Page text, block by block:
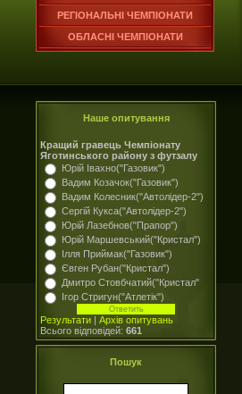
РЕГІОНАЛЬНІ ЧЕМПІОНАТИ
ОБЛАСНІ ЧЕМПІОНАТИ
Наше опитування
Кращий гравець Чемпіонату
Яготинського району з футзалу
Юрій Івахно("Газовик")
Вадим Козачок("Газовик")
Вадим Колесник("Автолідер-2")
Сергій Кукса("Автолідер-2")
Юрій Лазебнов("Прапор")
Юрій Маршевський("Кристал")
Ілля Приймак("Газовик")
Євген Рубан("Кристал")
Дмитро Стовбчатий("Кристал"
Ігор Стригун("Атлетік")
Результати | Архів опитувань
Всього відповідей: 661
Пошук